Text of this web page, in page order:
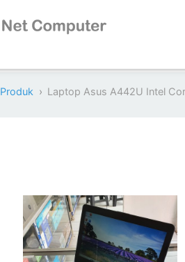
Produk Laptop Asus A442U Intel